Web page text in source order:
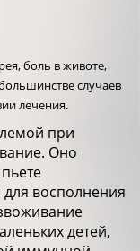
боль в животе,
случаев
лечения.
при
Оно
для восполнения
детей,